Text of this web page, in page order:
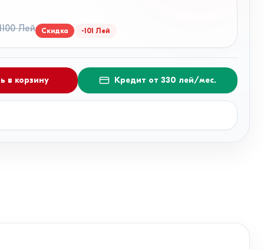
Лей Скидка -101 Лей
в корзину Кредит от 330 лей/мес.